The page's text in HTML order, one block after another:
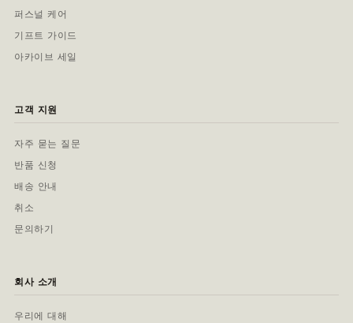
퍼스널 케어
기프트 가이드
아카이브 세일
고객 지원
자주 묻는 질문
반품 신청
배송 안내
취소
문의하기
회사 소개
우리에 대해